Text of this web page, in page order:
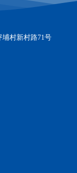
埔村新村路71号